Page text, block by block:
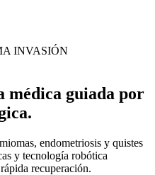
INVASIÓN
médica guiada por
endometriosis y quistes
y tecnología robótica
recuperación.